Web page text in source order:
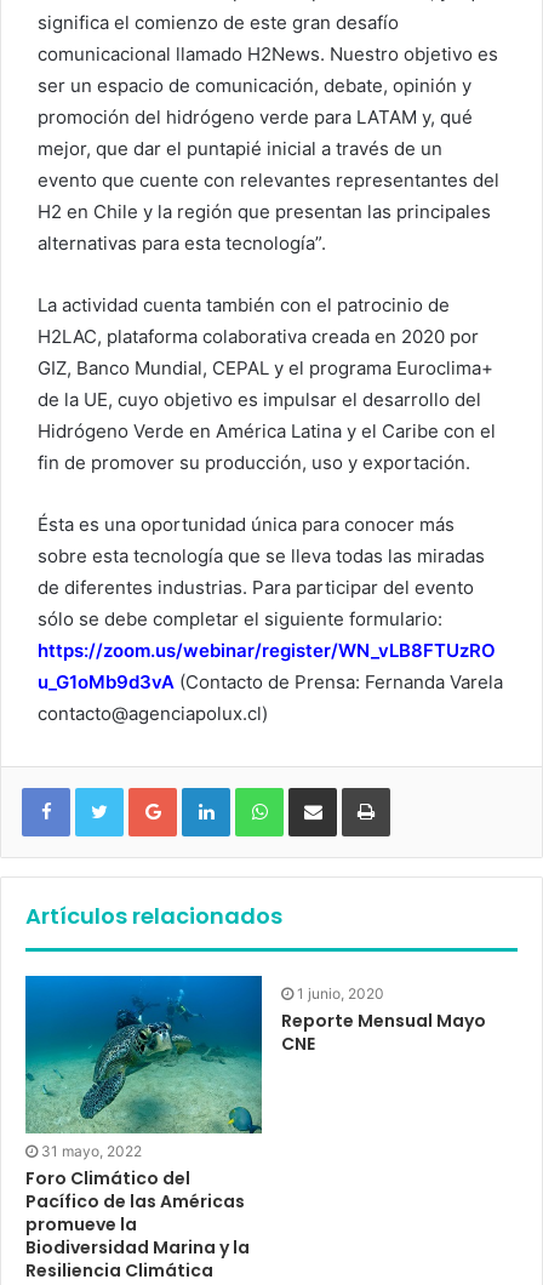
significa el comienzo de este gran desafío
comunicacional llamado H2News. Nuestro objetivo es
ser un espacio de comunicación, debate, opinión y
promoción del hidrógeno verde para LATAM y, qué
mejor, que dar el puntapié inicial a través de un
evento que cuente con relevantes representantes del
H2 en Chile y la región que presentan las principales
alternativas para esta tecnología”.
La actividad cuenta también con el patrocinio de
H2LAC, plataforma colaborativa creada en 2020 por
GIZ, Banco Mundial, CEPAL y el programa Euroclima+
de la UE, cuyo objetivo es impulsar el desarrollo del
Hidrógeno Verde en América Latina y el Caribe con el
fin de promover su producción, uso y exportación.
Ésta es una oportunidad única para conocer más
sobre esta tecnología que se lleva todas las miradas
de diferentes industrias. Para participar del evento
sólo se debe completar el siguiente formulario:
https://zoom.us/webinar/register/WN_vLB8FTUzRO
u_G1oMb9d3vA (Contacto de Prensa: Fernanda Varela
contacto@agenciapolux.cl)
Google+ LinkedIn WhatsApp
Artículos relacionados
31 mayo, 2022
Foro Climático del
Pacífico de las Américas
promueve la
Biodiversidad Marina y la
Resiliencia Climática
1 junio, 2020
Reporte Mensual Mayo
CNE